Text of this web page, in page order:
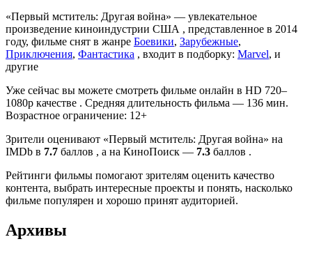
«Первый мститель: Другая война» — увлекательное
произведение киноиндустрии США , представленное в 2014
году, фильме снят в жанре Боевики, Зарубежные,
Приключения, Фантастика , входит в подборку: Marvel, и
другие
Уже сейчас вы можете смотреть фильме онлайн в HD 720–
1080p качестве . Средняя длительность фильма — 136 мин.
Возрастное ограничение: 12+
Зрители оценивают «Первый мститель: Другая война» на
IMDb в 7.7 баллов , а на КиноПоиск — 7.3 баллов .
Рейтинги фильмы помогают зрителям оценить качество
контента, выбрать интересные проекты и понять, насколько
фильме популярен и хорошо принят аудиторией.
Архивы